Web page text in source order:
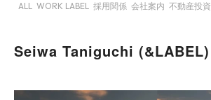
Services
収益不動産開発事業
ALL WORK LABEL 採用関係 会社案内 不動産投資
Seiwa Taniguchi (&LABEL)